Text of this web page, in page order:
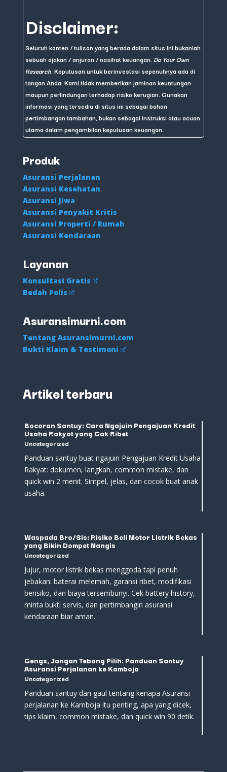
Disclaimer:
Seluruh konten / tulisan yang berada dalam situs ini bukanlah
sebuah ajakan / anjuran / nasihat keuangan. Do Your Own
Research . Keputusan untuk berinvestasi sepenuhnya ada di
tangan Anda. Kami tidak memberikan jaminan keuntungan
maupun perlindungan terhadap risiko kerugian. Gunakan
informasi yang tersedia di situs ini sebagai bahan
pertimbangan tambahan, bukan sebagai instruksi atau acuan
utama dalam pengambilan keputusan keuangan.
Produk
Asuransi Perjalanan
Asuransi Kesehatan
Asuransi Jiwa
Asuransi Penyakit Kritis
Asuransi Properti / Rumah
Asuransi Kendaraan
Layanan
Konsultasi Gratis
Bedah Polis
Asuransimurni.com
Tentang Asuransimurni.com
Bukti Klaim & Testimoni
Artikel terbaru
Bocoran Santuy: Cara Ngajuin Pengajuan Kredit
Usaha Rakyat yang Gak Ribet
Uncategorized
Panduan santuy buat ngajuin Pengajuan Kredit Usaha
Rakyat: dokumen, langkah, common mistake, dan
quick win 2 menit. Simpel, jelas, dan cocok buat anak
usaha.
Waspada Bro/Sis: Risiko Beli Motor Listrik Bekas
yang Bikin Dompet Nangis
Uncategorized
Jujur, motor listrik bekas menggoda tapi penuh
jebakan: baterai melemah, garansi ribet, modifikasi
berisiko, dan biaya tersembunyi. Cek battery history,
minta bukti servis, dan pertimbangin asuransi
kendaraan biar aman.
Gengs, Jangan Tebang Pilih: Panduan Santuy
Asuransi Perjalanan ke Kamboja
Uncategorized
Panduan santuy dan gaul tentang kenapa Asuransi
perjalanan ke Kamboja itu penting, apa yang dicek,
tips klaim, common mistake, dan quick win 90 detik.